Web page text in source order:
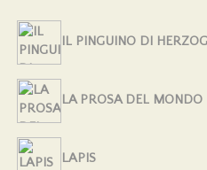
IL PINGUINO DI HERZOG
LA PROSA DEL MONDO
LAPIS